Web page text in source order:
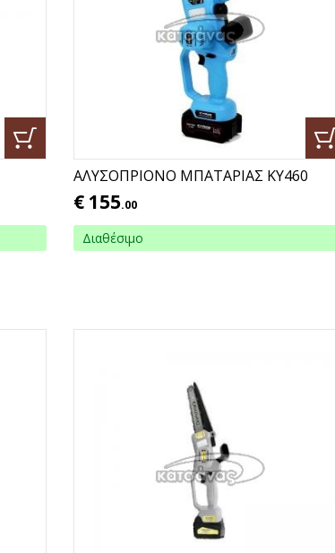
ΑΛΥΣΟΠΡΙΟΝΟ ΜΠΑΤΑΡΙΑΣ ΚΥ460
€ 155.00
Διαθέσιμο